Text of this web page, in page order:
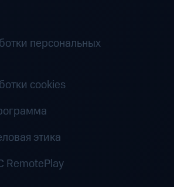
персональных
cookies
этика
RemotePlay